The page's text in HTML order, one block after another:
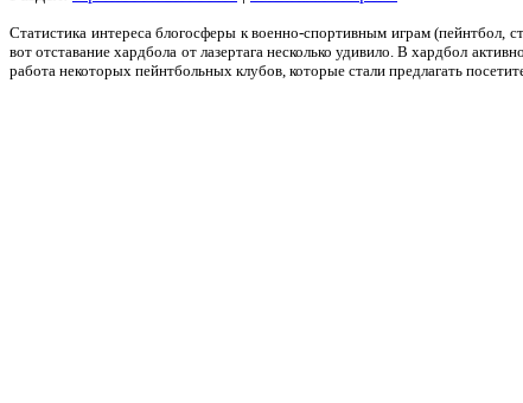
Статистика интереса блогосферы к военно-спортивным играм (пейнтбол,
вот отставание хардбола от лазертага несколько удивило. В хардбол
работа некоторых пейнтбольных клубов, которые стали предлагать